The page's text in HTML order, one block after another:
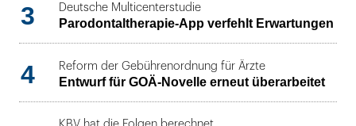
3 Deutsche Multicenterstudie
Parodontaltherapie-App verfehlt Erwartungen
4 Reform der Gebührenordnung für Ärzte
Entwurf für GOÄ-Novelle erneut überarbeitet